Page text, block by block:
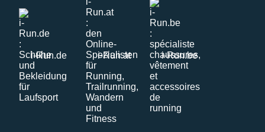
i-Run.de i-Run.at i-Run.be